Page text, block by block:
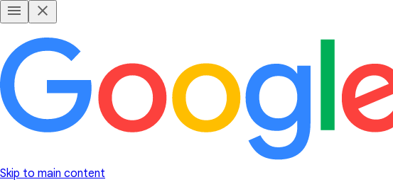
Skip to main content